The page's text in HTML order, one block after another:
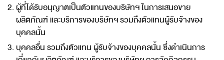
ผู้ที่ได้รับอนุญาตเป็นตัวแทนของบริษัทฯ ในการเสนอขาย
ผลิตภัณฑ์ และบริการของบริษัทฯ รวมถึงตัวแทนผู้รับจ้างของ
บุคคลนั้น
บุคคลอื่น รวมถึงตัวแทน ผู้รับจ้างของบุคคลนั้น ซึ่งดำเนินการ